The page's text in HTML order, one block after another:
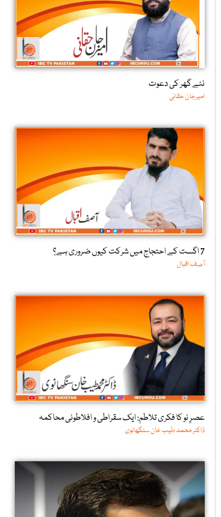
نئے گھر کی دعوت
امیرجان حقانی
7 اگست کے احتجاج میں شرکت کیوں ضروری ہے؟
آصف اقبال
عصرِ نو کا فکری تلاطم: ایک سقراطی و افلاطونی محاکمہ
ڈاکٹر محمد طیب خان سنگھانوی